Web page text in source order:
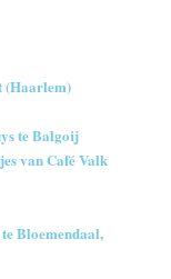
(Haarlem)
te Balgoij
van Café Valk
Bloemendaal,